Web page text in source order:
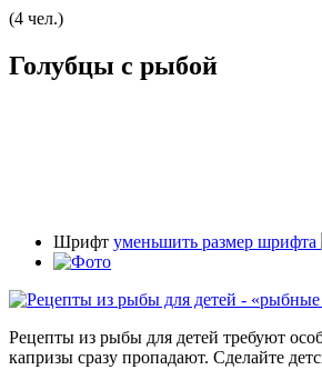
(4 чел.)
Голубцы с рыбой
Шрифт уменьшить размер шрифта
Рецепты из рыбы для детей требуют
капризы сразу пропадают. Сделайте